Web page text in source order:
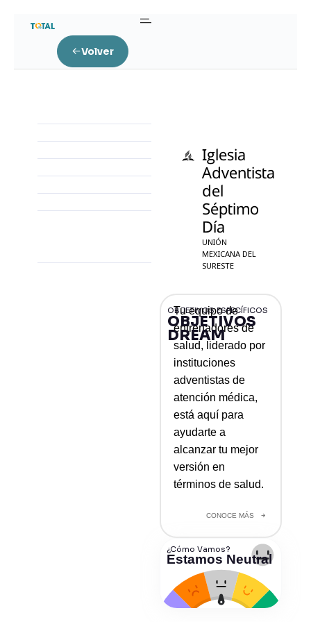
Volver
Iglesia
Adventista
del
Séptimo
Día
UNIÓN
MEXICANA DEL
SURESTE
OBJETIVOS ESPECÍFICOS
Tu equipo de
entrenadores de
salud, liderado por
instituciones
adventistas de
atención médica,
está aquí para
ayudarte a
alcanzar tu mejor
versión en
términos de salud.
CONOCE MÁS
OBJETIVOS
DREAM
¿Cómo Vamos?
Estamos Neutral